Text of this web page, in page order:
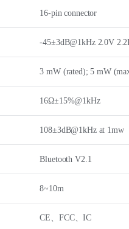
16-pin connector
-45±3dB@1kHz 2.0V
3 mW (rated); 5 mW
16Ω±15%@1kHz
108±3dB@1kHz at 1mw
Bluetooth V2.1
8~10m
CE、FCC、IC